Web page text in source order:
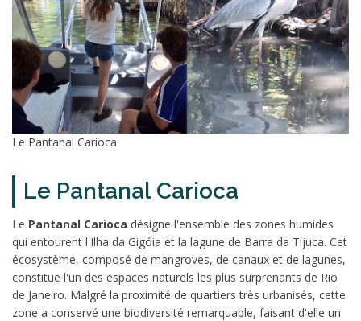
Le Pantanal Carioca
Le Pantanal Carioca
Le Pantanal Carioca désigne l'ensemble des zones humides
qui entourent l'Ilha da Gigóia et la lagune de Barra da Tijuca. Cet
écosystème, composé de mangroves, de canaux et de lagunes,
constitue l'un des espaces naturels les plus surprenants de Rio
de Janeiro. Malgré la proximité de quartiers très urbanisés, cette
zone a conservé une biodiversité remarquable, faisant d'elle un